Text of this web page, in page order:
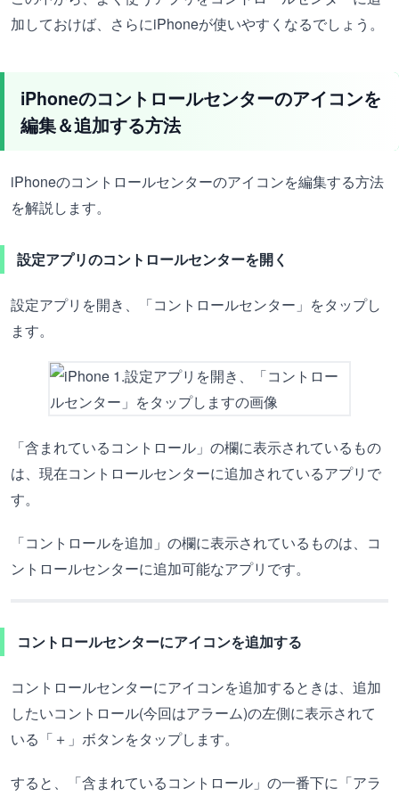
加しておけば、さらにiPhoneが使いやすくなるでしょう。
iPhoneのコントロールセンターのアイコンを
編集＆追加する方法
iPhoneのコントロールセンターのアイコンを編集する方法
を解説します。
設定アプリのコントロールセンターを開く
設定アプリを開き、「コントロールセンター」をタップし
ます。
「含まれているコントロール」の欄に表示されているもの
は、現在コントロールセンターに追加されているアプリで
す。
「コントロールを追加」の欄に表示されているものは、コ
ントロールセンターに追加可能なアプリです。
コントロールセンターにアイコンを追加する
コントロールセンターにアイコンを追加するときは、追加
したいコントロール(今回はアラーム)の左側に表示されて
いる「＋」ボタンをタップします。
すると、「含まれているコントロール」の一番下に「アラ